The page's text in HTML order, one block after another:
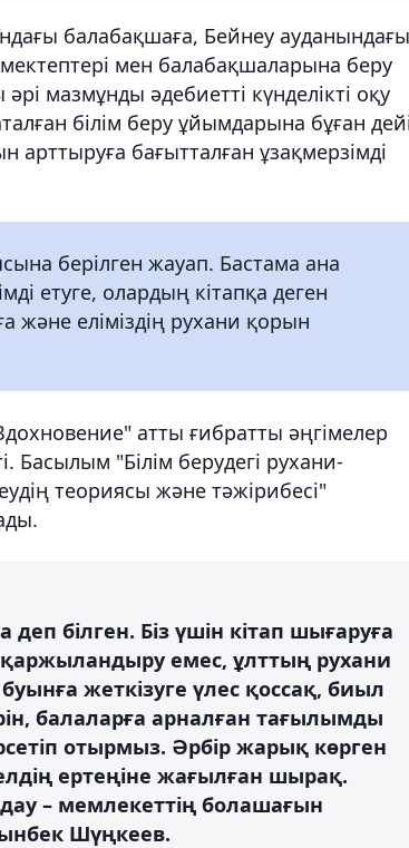
балабақшаға, Бейнеу ауданындағы
мен балабақшаларына беру
мазмұнды әдебиетті күнделікті оқу
білім беру ұйымдарына бұған
арттыруға бағытталған ұзақмерзімді
берілген жауап. Бастама ана
етуге, олардың кітапқа деген
еліміздің рухани қорын
атты ғибратты әңгімелер
"Білім берудегі рухани-
теориясы және тәжірибесі"
білген. Біз үшін кітап шығаруға
емес, ұлттың рухани
жеткізуге үлес қоссақ, биыл
балаларға арналған тағылымды
отырмыз. Әрбір жарық көрген
елдің ертеңіне жағылған шырақ.
– мемлекеттің болашағын
Шүңкеев.